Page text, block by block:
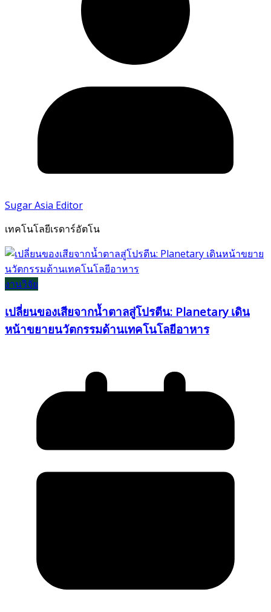
Sugar Asia Editor
เทคโนโลยีเรดาร์อัตโน
งานวิจัย
เปลี่ยนของเสียจากน้ำตาลสู่โปรตีน: Planetary เดิน
หน้าขยายนวัตกรรมด้านเทคโนโลยีอาหาร